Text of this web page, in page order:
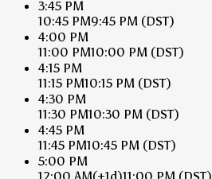
3:45 PM
10:45 PM9:45 PM (DST)
4:00 PM
11:00 PM10:00 PM (DST)
4:15 PM
11:15 PM10:15 PM (DST)
4:30 PM
11:30 PM10:30 PM (DST)
4:45 PM
11:45 PM10:45 PM (DST)
5:00 PM
12:00 AM(+1d)11:00 PM (DST)